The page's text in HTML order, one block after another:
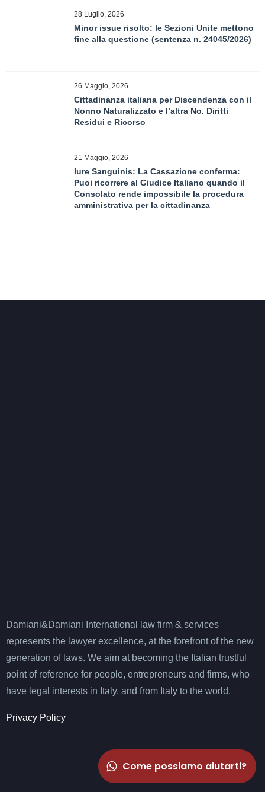
28 Luglio, 2026
Minor issue risolto: le Sezioni Unite mettono
fine alla questione (sentenza n. 24045/2026)
26 Maggio, 2026
Cittadinanza italiana per Discendenza con il
Nonno Naturalizzato e l’altra No. Diritti
Residui e Ricorso
21 Maggio, 2026
Iure Sanguinis: La Cassazione conferma:
Puoi ricorrere al Giudice Italiano quando il
Consolato rende impossibile la procedura
amministrativa per la cittadinanza
Damiani&Damiani International law firm & services
represents the lawyer excellence, at the forefront of the new
generation of laws. We aim at becoming the Italian trustful
point of reference for people, entrepreneurs and firms, who
have legal interests in Italy, and from Italy to the world.
Privacy Policy
Come possiamo aiutarti?